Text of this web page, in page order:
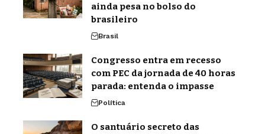
ainda pesa no bolso do
brasileiro
Brasil
Congresso entra em recesso
com PEC da jornada de 40 horas
parada: entenda o impasse
Política
O santuário secreto das